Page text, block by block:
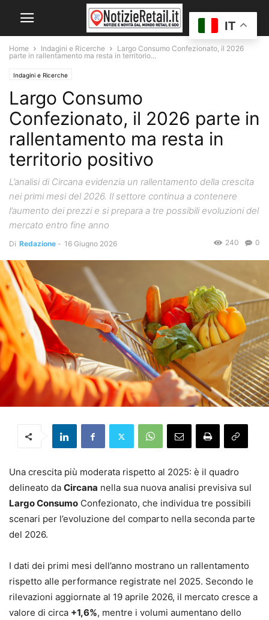
Home Indagini e Ricerche
Largo Consumo Confezionato, il 2026
parte in rallentamento ma resta in territorio...
Indagini e Ricerche
Largo Consumo
Confezionato, il 2026 parte in
rallentamento ma resta in
territorio positivo
L’analisi di Circana evidenzia un rallentamento della crescita
nei primi mesi del 2026. Il settore continua a contenere
l’aumento dei prezzi e si prepara a tre possibili evoluzioni del
mercato entro fine anno
Di Redazione - 16 Giugno 2026 0
240
Una crescita più moderata rispetto al 2025: è il quadro
delineato da Circana nella sua nuova analisi previsiva sul
Largo Consumo Confezionato, che individua tre possibili
scenari per l’evoluzione del comparto nella seconda parte
del 2026.
I dati dei primi mesi dell’anno mostrano un rallentamento
rispetto alle performance registrate nel 2025. Secondo le
rilevazioni aggiornate al 19 aprile 2026, il mercato cresce a
valore di circa +1,6%, mentre i volumi aumentano dello
IT